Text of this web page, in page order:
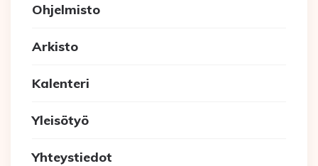
Ohjelmisto
Arkisto
Kalenteri
Yleisötyö
Yhteystiedot